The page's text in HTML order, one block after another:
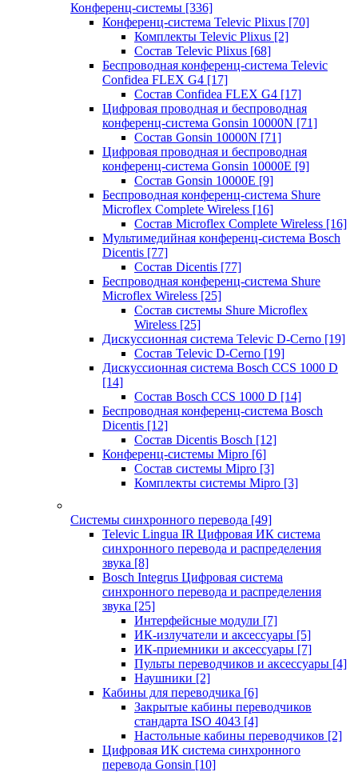
Конференц-системы [336]
Конференц-система Televic Plixus [70]
Комплекты Televic Plixus [2]
Состав Televic Plixus [68]
Беспроводная конференц-система Televic
Confidea FLEX G4 [17]
Состав Confidea FLEX G4 [17]
Цифровая проводная и беспроводная
конференц-система Gonsin 10000N [71]
Состав Gonsin 10000N [71]
Цифровая проводная и беспроводная
конференц-система Gonsin 10000E [9]
Состав Gonsin 10000E [9]
Беспроводная конференц-система Shure
Microflex Complete Wireless [16]
Состав Microflex Complete Wireless [16]
Мультимедийная конференц-система Bosch
Dicentis [77]
Состав Dicentis [77]
Беспроводная конференц-система Shure
Microflex Wireless [25]
Состав системы Shure Microflex
Wireless [25]
Дискуссионная система Televic D-Cerno [19]
Состав Televic D-Cerno [19]
Дискуссионная система Bosch CCS 1000 D
[14]
Состав Bosch CCS 1000 D [14]
Беспроводная конференц-система Bosch
Dicentis [12]
Состав Dicentis Bosch [12]
Конференц-системы Mipro [6]
Состав системы Mipro [3]
Комплекты системы Mipro [3]
Системы синхронного перевода [49]
Televic Lingua IR Цифровая ИК система
синхронного перевода и распределения
звука [8]
Bosch Integrus Цифровая система
синхронного перевода и распределения
звука [25]
Интерфейсные модули [7]
ИК-излучатели и аксессуары [5]
ИК-приемники и аксессуары [7]
Пульты переводчиков и аксессуары [4]
Наушники [2]
Кабины для переводчика [6]
Закрытые кабины переводчиков
стандарта ISO 4043 [4]
Настольные кабины переводчиков [2]
Цифровая ИК система синхронного
перевода Gonsin [10]